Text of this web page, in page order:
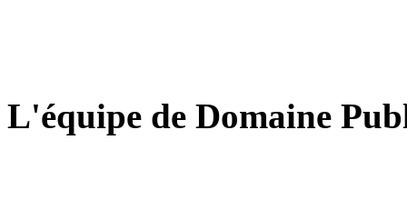
L'équipe de Domaine